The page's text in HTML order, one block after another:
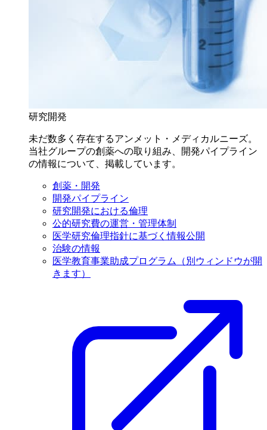
研究開発
未だ数多く存在するアンメット・メディカルニーズ。
当社グループの創薬への取り組み、開発パイプライン
の情報について、掲載しています。
創薬・開発
開発パイプライン
研究開発における倫理
公的研究費の運営・管理体制
医学研究倫理指針に基づく情報公開
治験の情報
医学教育事業助成プログラム
（別ウィンドウが開
きます）